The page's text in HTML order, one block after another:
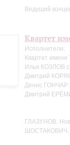
Ведущий
Квартет
Исполнители:
Квартет
Илья КОЗЛОВ
Дмитрий
Денис ГОНЧАР
Дмитрий
ГЛАЗУНОВ.
ШОСТАКОВИЧ.